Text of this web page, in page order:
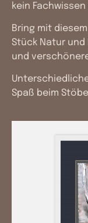
kein
Bring mit
Stück Natur
und
Spaß beim